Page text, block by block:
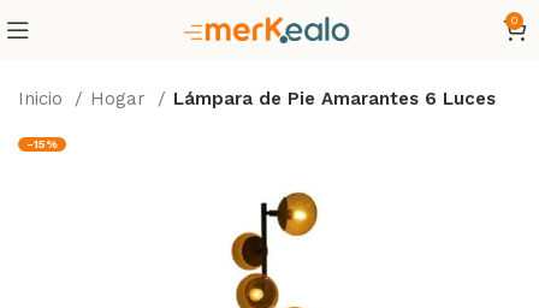
0
Inicio Hogar Lámpara de Pie Amarantes 6 Luces
-15%